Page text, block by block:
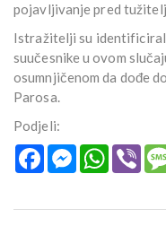
pojavljivanje pred
Istražitelji su
suučesnike u ovom
osumnjičenom da dođe
Parosa.
Podjeli:
FacebookMessenger